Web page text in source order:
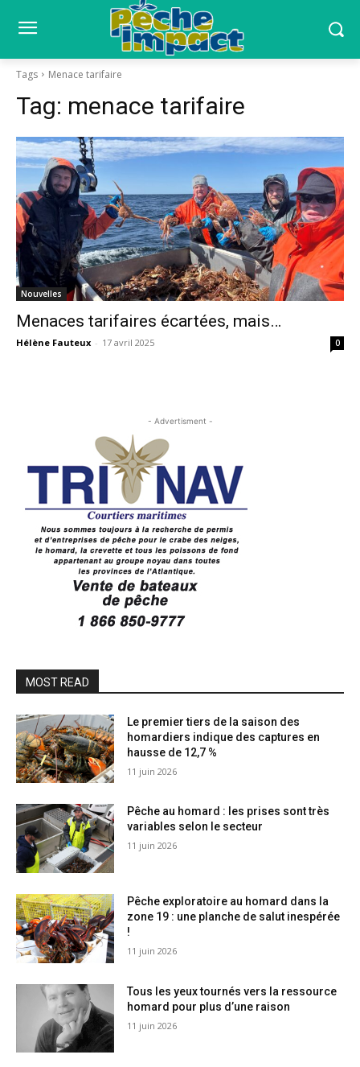
Tags Menace tarifaire
Tag: menace tarifaire
Nouvelles
Menaces tarifaires écartées, mais…
Hélène Fauteux - 17 avril 2025 0
- Advertisment -
MOST READ
Le premier tiers de la saison des
homardiers indique des captures en
hausse de 12,7 %
11 juin 2026
Pêche au homard : les prises sont très
variables selon le secteur
11 juin 2026
Pêche exploratoire au homard dans la
zone 19 : une planche de salut inespérée
!
11 juin 2026
Tous les yeux tournés vers la ressource
homard pour plus d’une raison
11 juin 2026